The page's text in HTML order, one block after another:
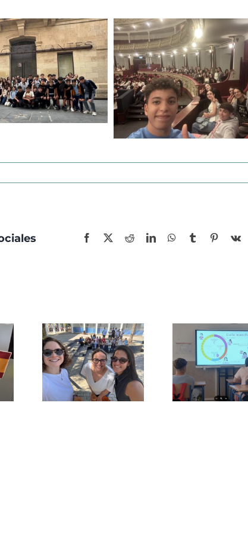
Facebook
X RedditLinkedInWhatsApp
TumblrPinterest
Vk
de
de
–
TALLERES
EDUCACIÓN
SEXUAL –
2026